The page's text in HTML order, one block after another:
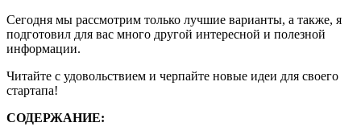
Сегодня мы рассмотрим только лучшие варианты, а также, я
подготовил для вас много другой интересной и полезной
информации.
Читайте с удовольствием и черпайте новые идеи для своего
стартапа!
СОДЕРЖАНИЕ: